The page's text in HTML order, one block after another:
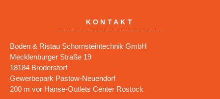
KONTAKT
Boden & Ristau Schornsteintechnik GmbH
Mecklenburger Straße 19
18184 Broderstorf
Gewerbepark Pastow-Neuendorf
200 m vor Hanse-Outlets Center Rostock